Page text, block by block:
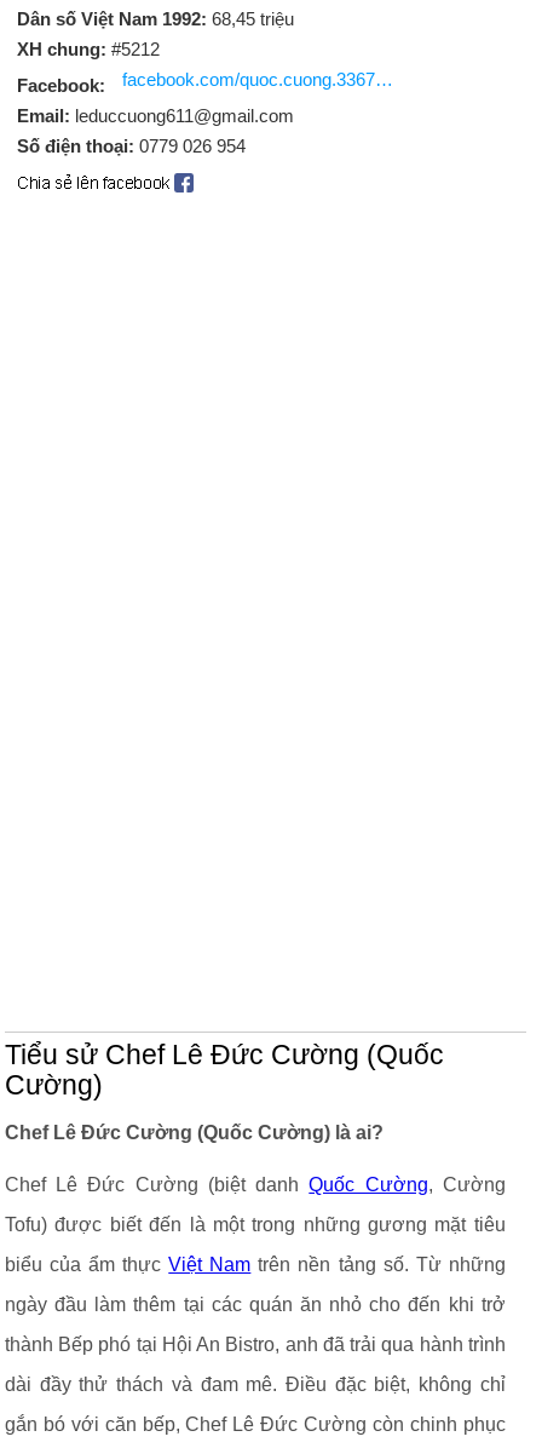
Dân số Việt Nam 1992: 68,45 triệu
XH chung: #5212
Facebook:
facebook.com/quoc.cuong.33671748
Email: leduccuong611@gmail.com
Số điện thoại: 0779 026 954
Tiểu sử Chef Lê Đức Cường (Quốc
Cường)
Chef Lê Đức Cường (Quốc Cường) là ai?
Chef Lê Đức Cường (biệt danhQuốc Cường, Cường
Tofu) được biết đến là một trong những gương mặt tiêu
biểu của ẩm thựcViệt Nam trên nền tảng số. Từ những
ngày đầu làm thêm tại các quán ăn nhỏ cho đến khi trở
thành Bếp phó tại Hội An Bistro, anh đã trải qua hành trình
dài đầy thử thách và đam mê. Điều đặc biệt, không chỉ
gắn bó với căn bếp, Chef Lê Đức Cường còn chinh phục